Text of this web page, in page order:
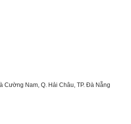
Cường Nam, Q. Hải Châu, TP. Đà Nẵng